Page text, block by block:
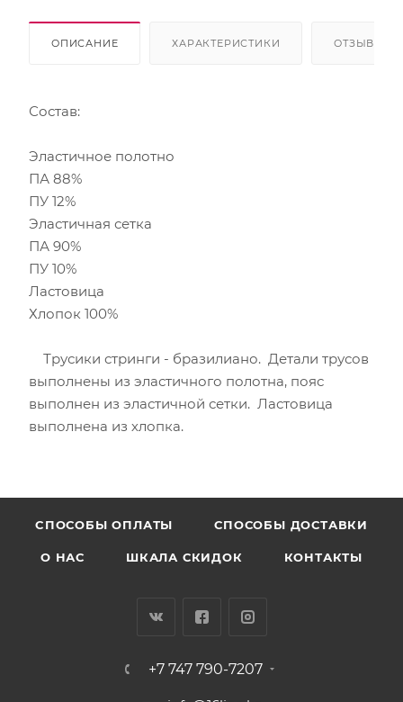
ОПИСАНИЕ ХАРАКТЕРИСТИКИ ОТЗЫВЫ
Состав:
Эластичное полотно
ПА 88%
ПУ 12%
Эластичная сетка
ПА 90%
ПУ 10%
Ластовица
Хлопок 100%
Трусики стринги - бразилиано. Детали трусов
выполнены из эластичного полотна, пояс
выполнен из эластичной сетки. Ластовица
выполнена из хлопка.
CПОСОБЫ ОПЛАТЫ СПОСОБЫ ДОСТАВКИ
О НАС ШКАЛА СКИДОК КОНТАКТЫ
+7 747 790-7207